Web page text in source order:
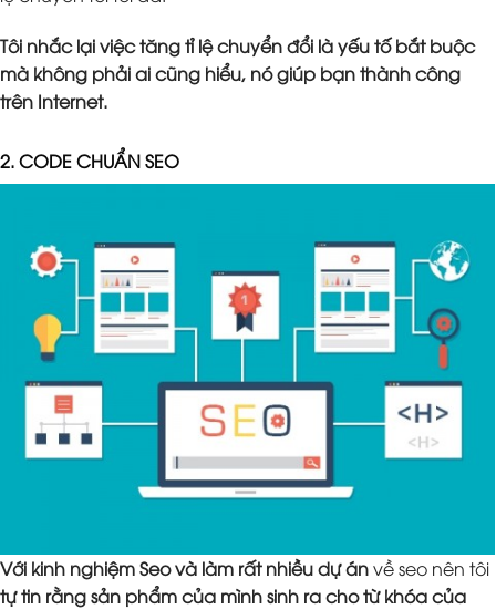
Tôi nhắc lại việc tăng tỉ lệ chuyển đổi là yếu tố bắt buộc
mà không phải ai cũng hiểu, nó giúp bạn thành công
trên Internet.
2. CODE CHUẨN SEO
Với kinh nghiệm Seo và làm rất nhiều dự ánvề seo nên tôi
tự tin rằng sản phẩm của mình sinh ra cho từ khóa của